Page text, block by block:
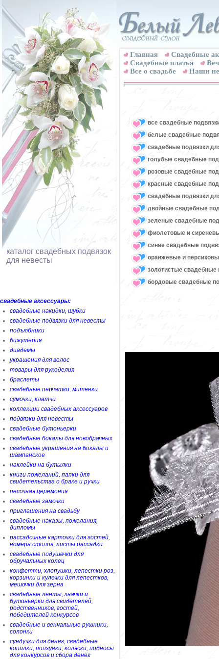
каталог свадебных подвязок
для невесты
свадебные аксессуары:
свадебные накидки, шубки
свадебные подвязки для невесты
подъюбники
бижутерия
диадемы
украшения для волос
товары для рукоделия
браслеты
свадебные перчатки, митенки
сумочки, клатчи
коллекции свадебных аксессуаров
подвязки для невесты
свадебные бутоньерки
свадебные бокалы для новобрачных
свадебные украшения на бокалы и
шампанское
наклейки на бутылки
книги пожеланий, папки для
свидетельства о браке и ручки
песочная церемония
свадебные замочки
приглашения на свадьбу
свадебные наказы, пожелания,
дипломы
рассадочные карточки для гостей,
номера столов, листы рассадки
свадебные подушечки для
обручальных колец
конфетти, хлопушки, лепестки роз,
корзинки и кулечки для лепестков,
мешочки для зерна
свадебные ленты, значки и
бутоньерки для свидетелей,
родственников, гостей,
победителей конкурсов
свадебные и венчальные рушники,
солонки
сундучки для денег, свадебные
копилки, ползунки, коляски, подносы
для конкурсов и сбора денег
Главная
Свадебные
Cвадебные платья
Все о свадьбе
Наши
все свадебные
белые свадебные
свадебные подвязки
голубые свадебные
розовые свадебные
красные свадебные
свадебные подвязки
двойные свадебные
зеленые свадебные
фиолетовые и
синие свадебные
оранжевые и
золотистые свадебные
бордовые свадебные